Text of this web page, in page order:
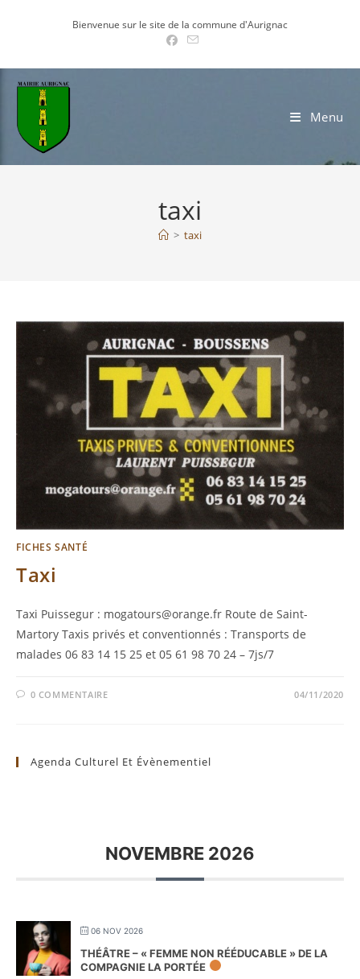
Bienvenue sur le site de la commune d'Aurignac
Menu
taxi
> taxi
FICHES SANTÉ
Taxi
Taxi Puissegur : mogatours@orange.fr Route de Saint-
Martory Taxis privés et conventionnés : Transports de
malades 06 83 14 15 25 et 05 61 98 70 24 – 7js/7
0 COMMENTAIRE 04/11/2020
Agenda Culturel Et Évènementiel
NOVEMBRE 2026
06 NOV 2026
THÉÂTRE – « FEMME NON RÉÉDUCABLE » DE LA
COMPAGNIE LA PORTÉE